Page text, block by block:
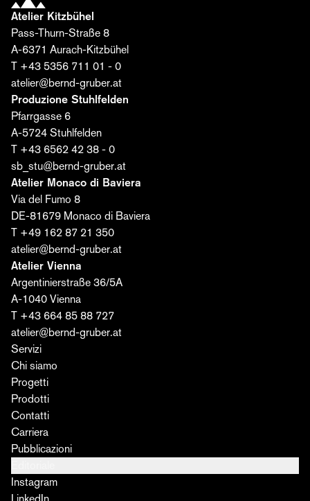
Cognome*
E-mail*
Acconsento al trattamento dei miei dati da parte
della Bernd Gruber GmbH per l'invio dell'editoriale. Il
consenso può essere revocato in qualsiasi
momento. Ulteriori informazioni sono disponibili
Atelier Kitzbühel
Pass-Thurn-Straße 8
A-6371 Aurach-Kitzbühel
T +43 5356 711 01 - 0
atelier@bernd-gruber.at
Produzione Stuhlfelden
Pfarrgasse 6
A-5724 Stuhlfelden
T +43 6562 42 38 - 0
sb_stu@bernd-gruber.at
Atelier Monaco di Baviera
Via del Fumo 8
DE-81679 Monaco di Baviera
T +49 162 87 21 350
atelier@bernd-gruber.at
Atelier Vienna
Argentinierstraße 36/5A
A-1040 Vienna
T +43 664 85 88 727
atelier@bernd-gruber.at
Servizi
Chi siamo
Progetti
Prodotti
Contatti
Carriera
Pubblicazioni
Instagram